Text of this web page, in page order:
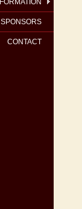
SPONSORS
CONTACT